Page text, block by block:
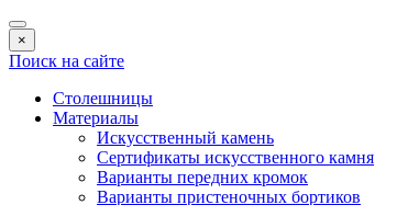
×
Поиск на сайте
Столешницы
Материалы
Искусственный камень
Сертификаты искусственного камня
Варианты передних кромок
Варианты пристеночных бортиков